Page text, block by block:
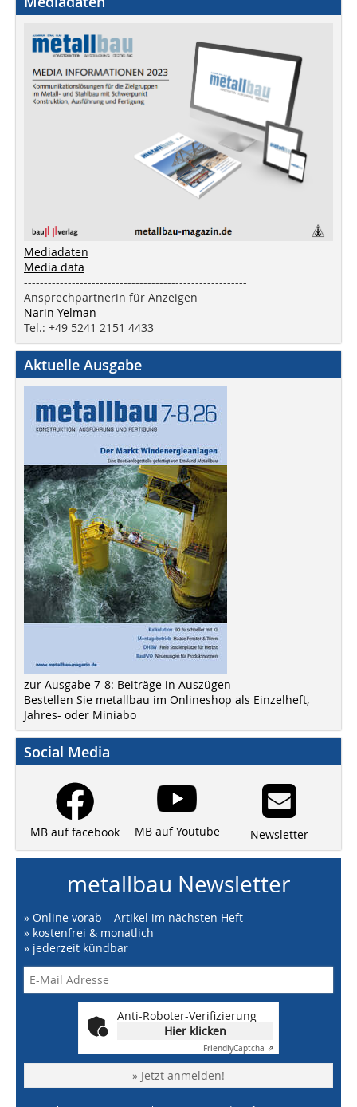
Mediadaten
Media data
--------------------------------------------------------
Ansprechpartnerin für Anzeigen
Narin Yelman
Tel.: +49 5241 2151 4433
Aktuelle Ausgabe
zur Ausgabe 7-8: Beiträge in Auszügen
Bestellen Sie metallbau im Onlineshop als Einzelheft,
Jahres- oder Miniabo
Social Media
MB auf facebook MB auf Youtube Newsletter
metallbau Newsletter
» Online vorab – Artikel im nächsten Heft
» kostenfrei & monatlich
» jederzeit kündbar
Anti-Roboter-Verifizierung
Hier klicken
FriendlyCaptcha ⇗
» Jetzt anmelden!